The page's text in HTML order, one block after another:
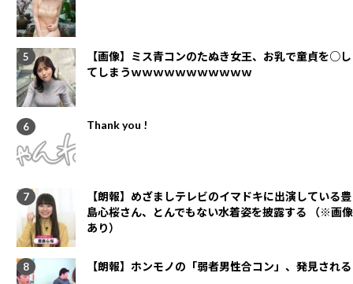
【画像】ミス青コンのたぬき女王、お乳で童貞を○し
てしまうｗｗｗｗｗｗｗｗｗｗｗ
Thank you !
【朗報】めざましテレビのイマドキに出演している豊
島心桜さん、とんでもない水着姿を披露する （※画像
あり）
【朗報】ホンモノの「弱者男性合コン」、発見される